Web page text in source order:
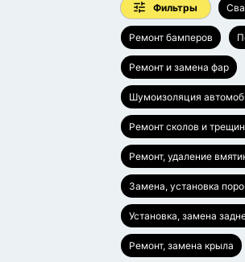
Фильтры
Ремонт бамперов
Ремонт и замена фар
Шумоизоляция
Ремонт сколов и
Ремонт, удаление
Замена, установка
Установка, замена
Ремонт, замена крыла